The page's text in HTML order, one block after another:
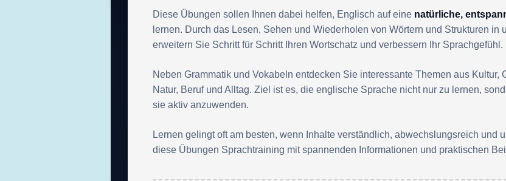
Diese Übungen sollen Ihnen dabei helfen, Englisch auf eine natürliche,
lernen. Durch das Lesen, Sehen und Wiederholen von Wörtern und Strukturen
erweitern Sie Schritt für Schritt Ihren Wortschatz und verbessern Ihr Sprachgefühl.
Neben Grammatik und Vokabeln entdecken Sie interessante Themen aus Kultur,
Natur, Beruf und Alltag. Ziel ist es, die englische Sprache nicht nur zu lernen,
sie aktiv anzuwenden.
Lernen gelingt oft am besten, wenn Inhalte verständlich, abwechslungsreich und
diese Übungen Sprachtraining mit spannenden Informationen und praktischen